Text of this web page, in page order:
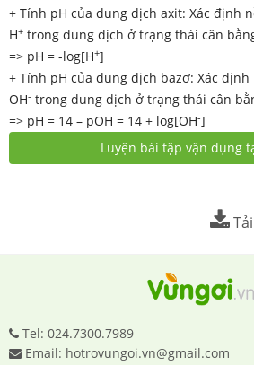
+ Tính pH của dung dịch axit: Xác định
H+ trong dung dịch ở trạng thái cân
=> pH = -log[H+]
+ Tính pH của dung dịch bazơ: Xác
OH- trong dung dịch ở trạng thái cân
=> pH = 14 – pOH = 14 + log[OH-]
Luyện bài tập vận dụng
Tel: 024.7300.7989
Email: hotrovungoi.vn@gmail.com